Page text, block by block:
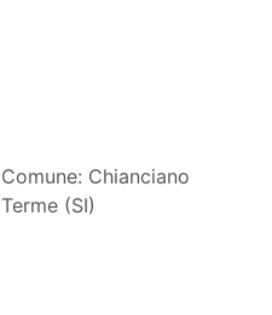
Comune: Chianciano
Terme (SI)